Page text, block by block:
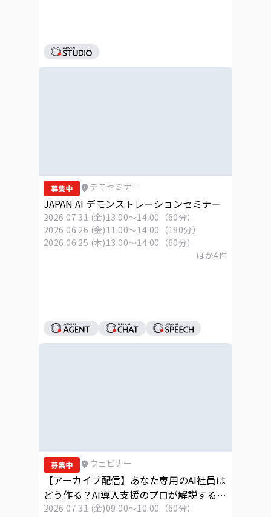
募集中 デモセミナー
JAPAN AI デモンストレーションセミナー
2026.07.31 (金)13:00～14:00（60分）
2026.06.26 (金)11:00～14:00（180分）
2026.06.25 (木)13:00～14:00（60分）
ほか4件
募集中 ウェビナー
【アーカイブ配信】あなた専用のAI社員は
どう作る？AI導入支援のプロが解説する
「Skills」活用ウェビナー
2026.07.31 (金)09:00～10:00（60分）